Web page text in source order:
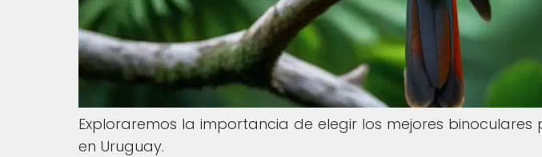
Exploraremos la importancia de elegir los mejores
en Uruguay.